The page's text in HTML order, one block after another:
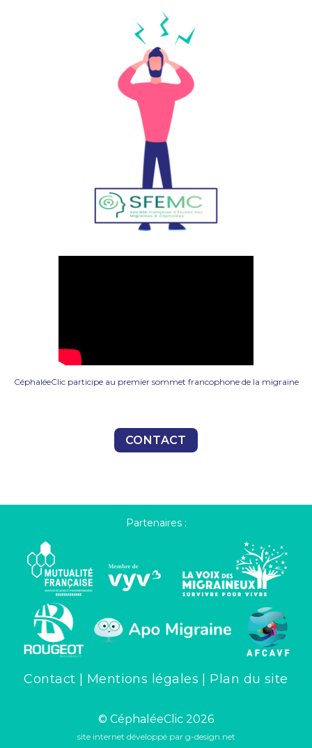
CéphaléeClic participe au premier sommet francophone de la migraine
CONTACT
Partenaires :
Contact Mentions légales Plan du site
© CéphaléeClic 2026
site internet développé par g-design.net